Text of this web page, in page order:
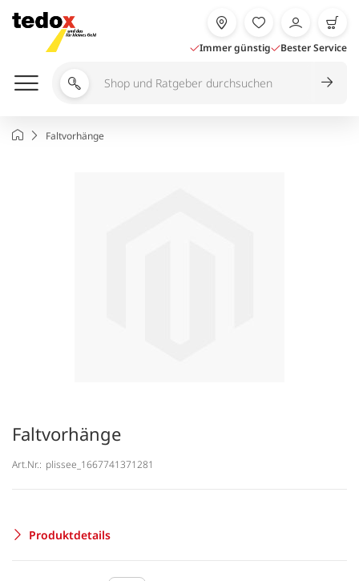
Inhalt
springen
Immer günstig Bester Service
Shop
durchsuchen
StartseiteFaltvorhänge
Faltvorhänge
Art.Nr.: plissee_1667741371281
Produktdetails